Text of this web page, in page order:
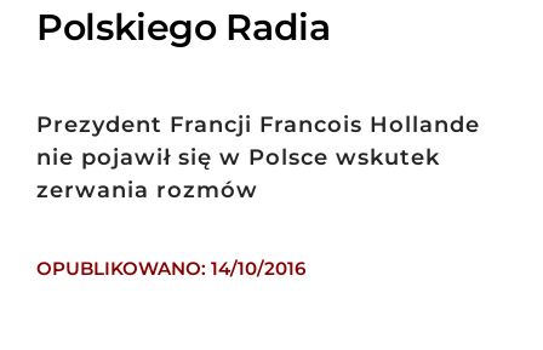
Polskiego Radia
Prezydent Francji Francois Hollande
nie pojawił się w Polsce wskutek
zerwania rozmów
OPUBLIKOWANO: 14/10/2016